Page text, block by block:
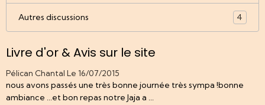
Autres discussions 4
Livre d'or & Avis sur le site
Pélican Chantal Le 16/07/2015
nous avons passés une très bonne journée très sympa !bonne
ambiance ...et bon repas notre Jaja a ...